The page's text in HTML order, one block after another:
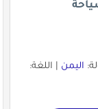
اليمن| اللغة: